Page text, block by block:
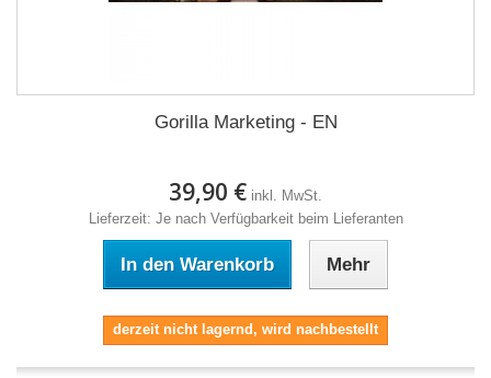
Gorilla Marketing - EN
39,90 € inkl. MwSt.
Lieferzeit: Je nach Verfügbarkeit beim Lieferanten
In den Warenkorb Mehr
derzeit nicht lagernd, wird nachbestellt